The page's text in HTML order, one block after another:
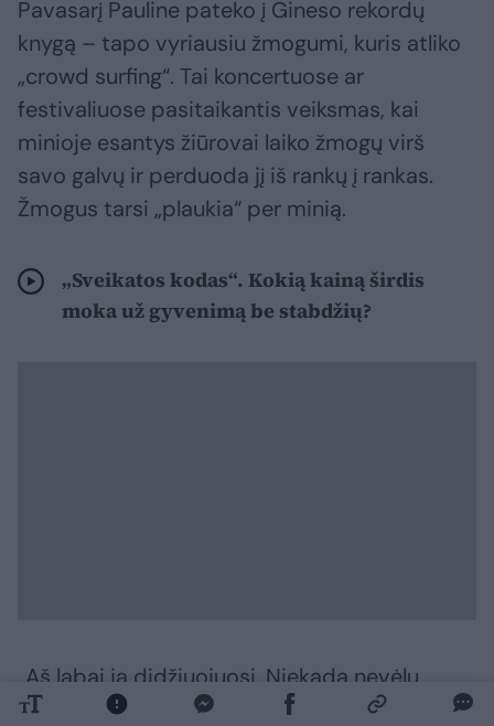
Pavasarį Pauline pateko į Gineso rekordų
knygą – tapo vyriausiu žmogumi, kuris atliko
„crowd surfing“. Tai koncertuose ar
festivaliuose pasitaikantis veiksmas, kai
minioje esantys žiūrovai laiko žmogų virš
savo galvų ir perduoda jį iš rankų į rankas.
Žmogus tarsi „plaukia“ per minią.
„Sveikatos kodas“. Kokią kainą širdis
moka už gyvenimą be stabdžių?
„Aš labai ja didžiuojuosi. Niekada nevėlu
gyventi ir manau, kad mano senelė yra